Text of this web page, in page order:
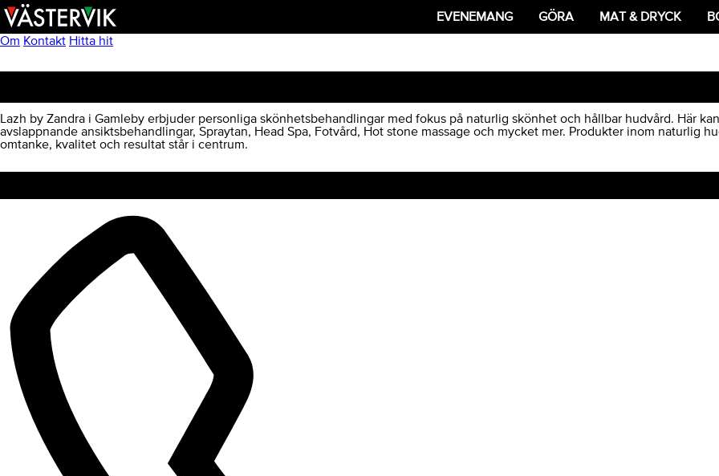
Hoppa
till
huvudnavigering
Skip
to
main
Hoppa
till
sidfot
EVENEMANG GÖRA MAT & DRYCK
Om Kontakt Hitta hit
Lazh by Zandra i Gamleby erbjuder personliga skönhetsbehandlingar med fokus på naturlig skönhet och hållbar hudvård. Här
avslappnande ansiktsbehandlingar, Spraytan, Head Spa, Fotvård, Hot stone massage och mycket mer. Produkter inom naturlig
omtanke, kvalitet och resultat står i centrum.